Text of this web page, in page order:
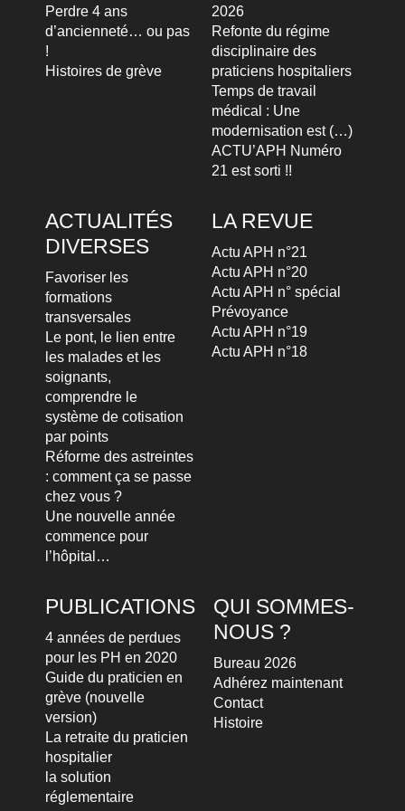
Perdre 4 ans
d’ancienneté… ou pas
!
Histoires de grève
2026
Refonte du régime
disciplinaire des
praticiens hospitaliers
Temps de travail
médical : Une
modernisation est (…)
ACTU’APH Numéro
21 est sorti !!
ACTUALITÉS
DIVERSES
Favoriser les
formations
transversales
Le pont, le lien entre
les malades et les
soignants,
comprendre le
système de cotisation
par points
Réforme des astreintes
: comment ça se passe
chez vous ?
Une nouvelle année
commence pour
l’hôpital…
LA REVUE
Actu APH n°21
Actu APH n°20
Actu APH n° spécial
Prévoyance
Actu APH n°19
Actu APH n°18
PUBLICATIONS
4 années de perdues
pour les PH en 2020
Guide du praticien en
grève (nouvelle
version)
La retraite du praticien
hospitalier
la solution
réglementaire
QUI SOMMES-
NOUS ?
Bureau 2026
Adhérez maintenant
Contact
Histoire